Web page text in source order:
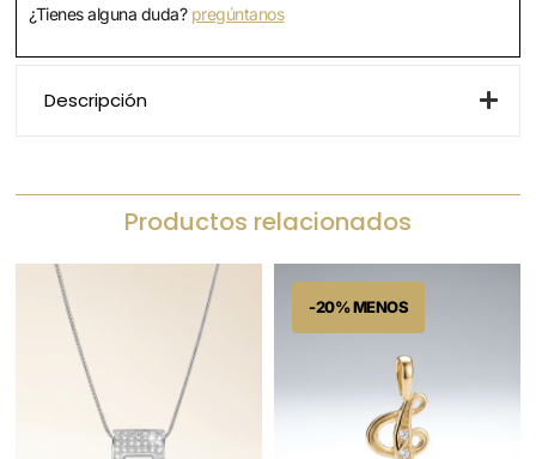
¿Tienes alguna duda? pregúntanos
Descripción
Productos relacionados